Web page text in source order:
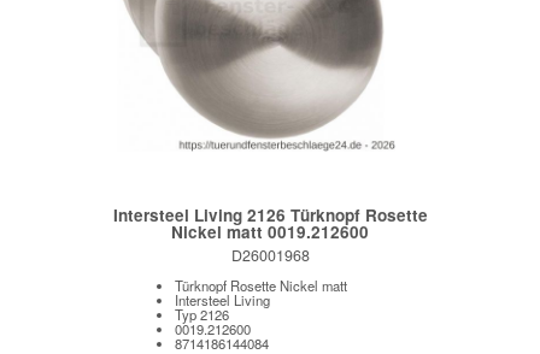
Intersteel Living 2126 Türknopf Rosette
Nickel matt 0019.212600
D26001968
Türknopf Rosette Nickel matt
Intersteel Living
Typ 2126
0019.212600
8714186144084